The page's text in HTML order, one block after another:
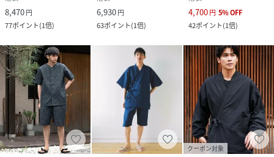
8,470円
77ポイント(1倍)
6,930円
63ポイント(1倍)
4,700円 5%OFF
42ポイント(1倍)
クーポン対象